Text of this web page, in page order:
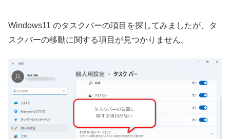
Windows11 のタスクバーの項目を探してみましたが、タ
スクバーの移動に関する項目が見つかりません。